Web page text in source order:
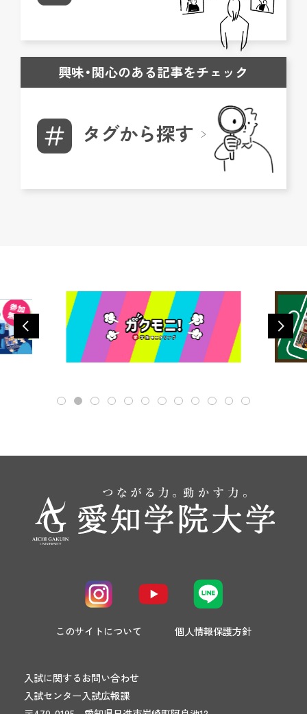
興味・関心のある記事をチェック
タグから探す
このサイトについて 個人情報保護方針
入試に関するお問い合わせ
入試センター入試広報課